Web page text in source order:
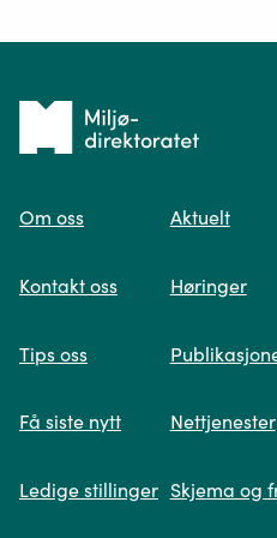
Spør oss
søk og viser deg vår
Tilbake
forsiden
Om oss
Kontakt oss
Tips oss
Få siste nytt
Ledige stillinger
Aktuelt
Høringer
Nettjenester
Skjema og